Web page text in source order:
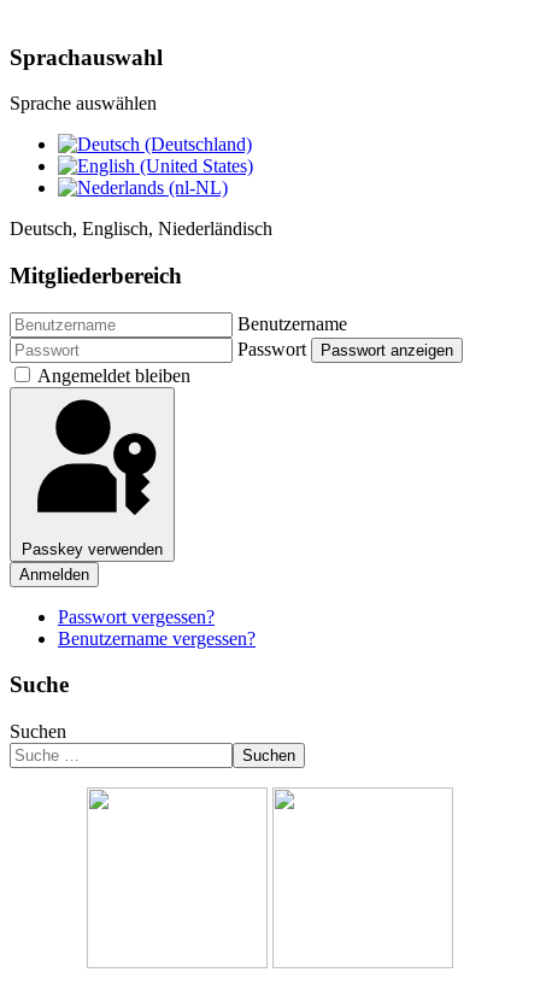
Sprachauswahl
Sprache auswählen
Deutsch, Englisch, Niederländisch
Mitgliederbereich
Benutzername
Passwort
Passwort anzeigen
Angemeldet bleiben
Passkey verwenden
Anmelden
Passwort vergessen?
Benutzername vergessen?
Suche
Suchen
Suchen